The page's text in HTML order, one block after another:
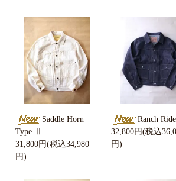
Saddle Horn
Type Ⅱ
31,800円(税込34,980
円)
Ranch
32,800円(税込
円)